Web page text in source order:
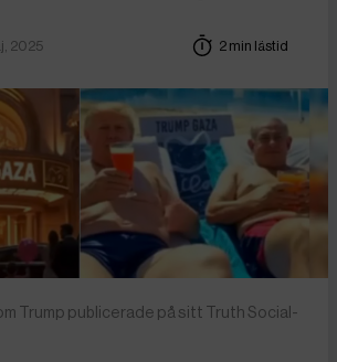
2025 2 min lästid
Trump publicerade på sitt Truth Social-